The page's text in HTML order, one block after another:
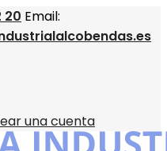
20 Email:
una cuenta